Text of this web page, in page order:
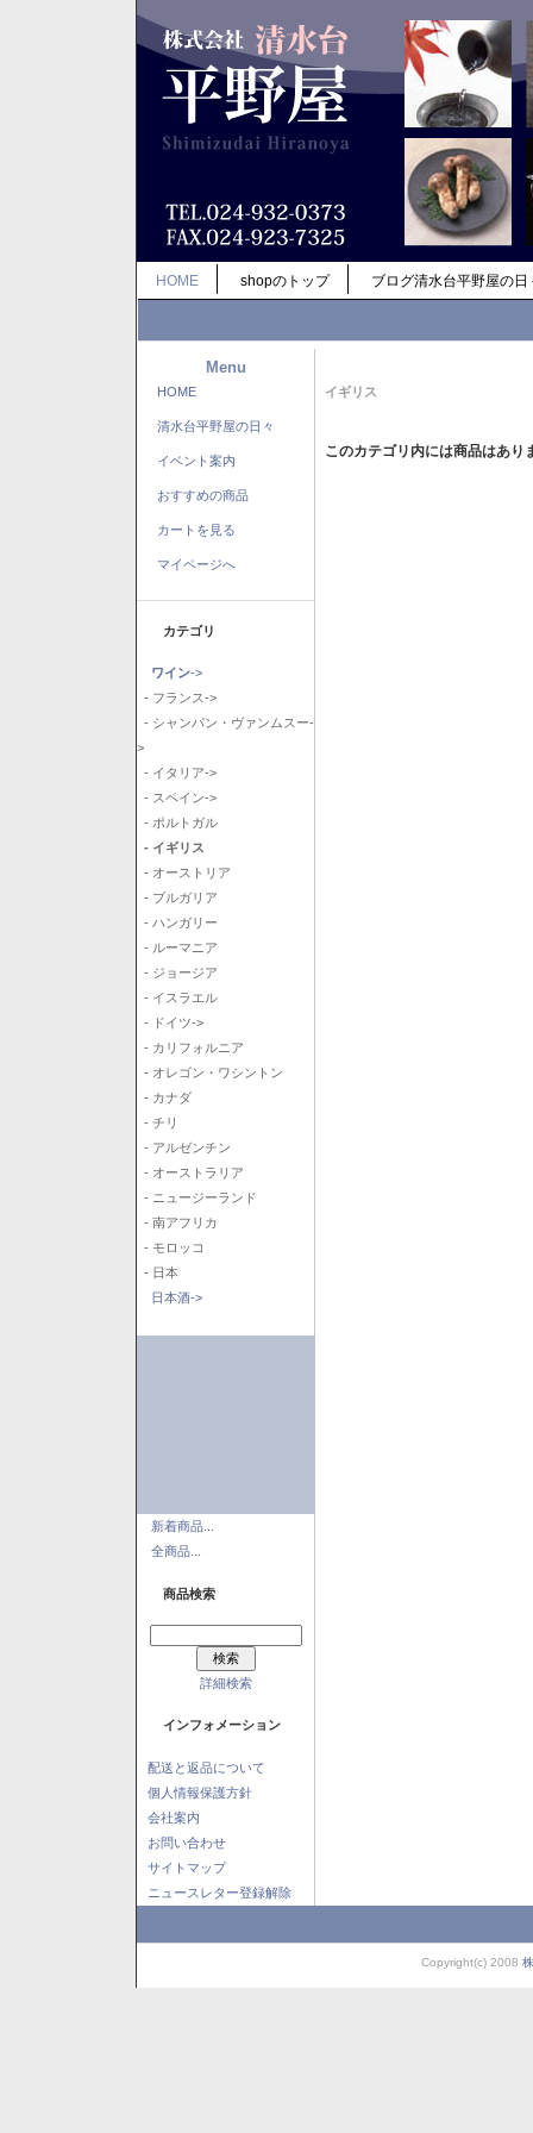
HOME shopのトップ ブログ清水台平野屋の日
Menu
HOME
清水台平野屋の日々
イベント案内
おすすめの商品
カートを見る
マイページへ
カテゴリ
ワイン->
- フランス->
- シャンパン・ヴァンムスー-
>
- イタリア->
- スペイン->
- ポルトガル
- イギリス
- オーストリア
- ブルガリア
- ハンガリー
- ルーマニア
- ジョージア
- イスラエル
- ドイツ->
- カリフォルニア
- オレゴン・ワシントン
- カナダ
- チリ
- アルゼンチン
- オーストラリア
- ニュージーランド
- 南アフリカ
- モロッコ
- 日本
日本酒->
新着商品...
全商品...
商品検索
詳細検索
インフォメーション
配送と返品について
個人情報保護方針
会社案内
お問い合わせ
サイトマップ
ニュースレター登録解除
イギリス
このカテゴリ内には商品はあり
Copyright(c) 2008